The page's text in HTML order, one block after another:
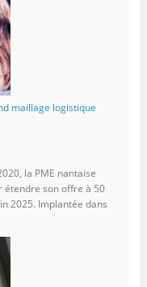
maillage logistique
la PME nantaise
étendre son offre à 50
2025. Implantée dans